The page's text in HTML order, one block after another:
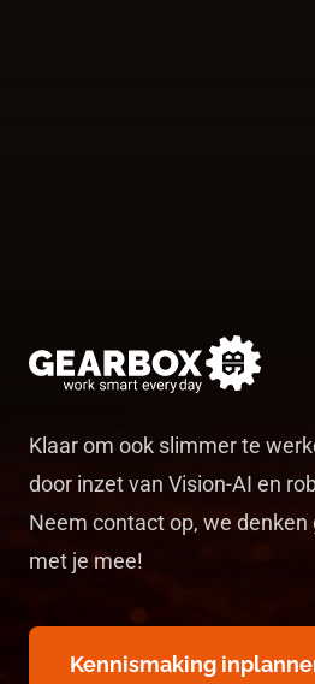
Klaar om ook slimmer te
door inzet van Vision-AI en
Neem contact op, we denken
met je mee!
Kennismaking